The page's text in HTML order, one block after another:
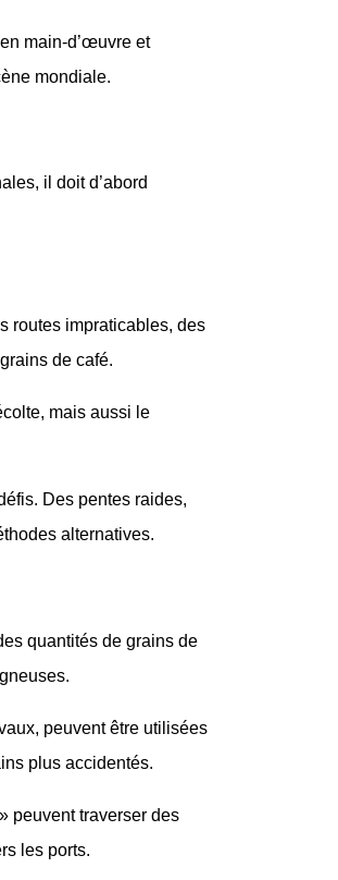
main-d’œuvre et
mondiale.
il doit d’abord
routes impraticables, des
de café.
mais aussi le
Des pentes raides,
alternatives.
quantités de grains de
peuvent être utilisées
plus accidentés.
peuvent traverser des
les ports.